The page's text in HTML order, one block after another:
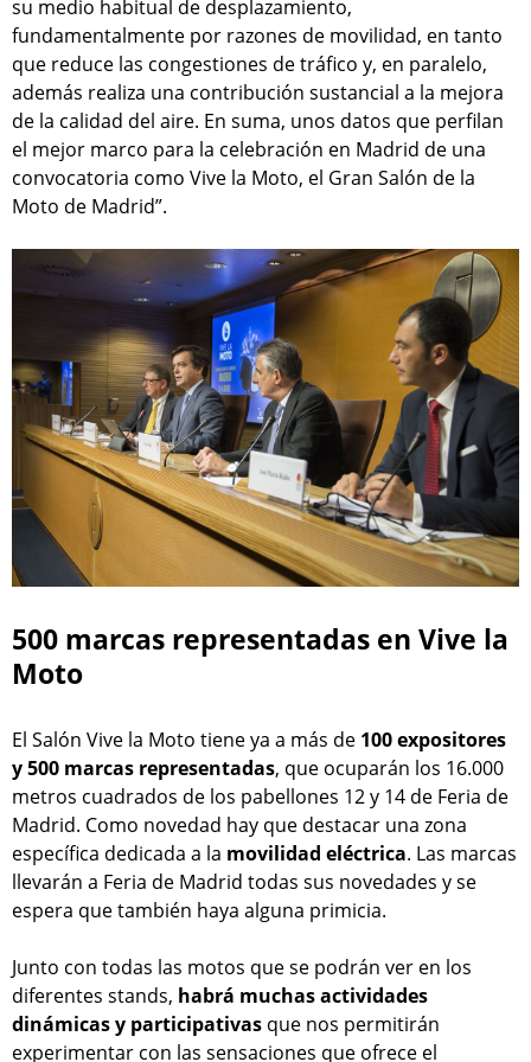
su medio habitual de desplazamiento,
fundamentalmente por razones de movilidad, en tanto
que reduce las congestiones de tráfico y, en paralelo,
además realiza una contribución sustancial a la mejora
de la calidad del aire. En suma, unos datos que perfilan
el mejor marco para la celebración en Madrid de una
convocatoria como Vive la Moto, el Gran Salón de la
Moto de Madrid”.
500 marcas representadas en Vive la
Moto
El Salón Vive la Moto tiene ya a más de 100 expositores
y 500 marcas representadas, que ocuparán los 16.000
metros cuadrados de los pabellones 12 y 14 de Feria de
Madrid. Como novedad hay que destacar una zona
específica dedicada a la movilidad eléctrica. Las marcas
llevarán a Feria de Madrid todas sus novedades y se
espera que también haya alguna primicia.
Junto con todas las motos que se podrán ver en los
diferentes stands, habrá muchas actividades
dinámicas y participativas que nos permitirán
experimentar con las sensaciones que ofrece el